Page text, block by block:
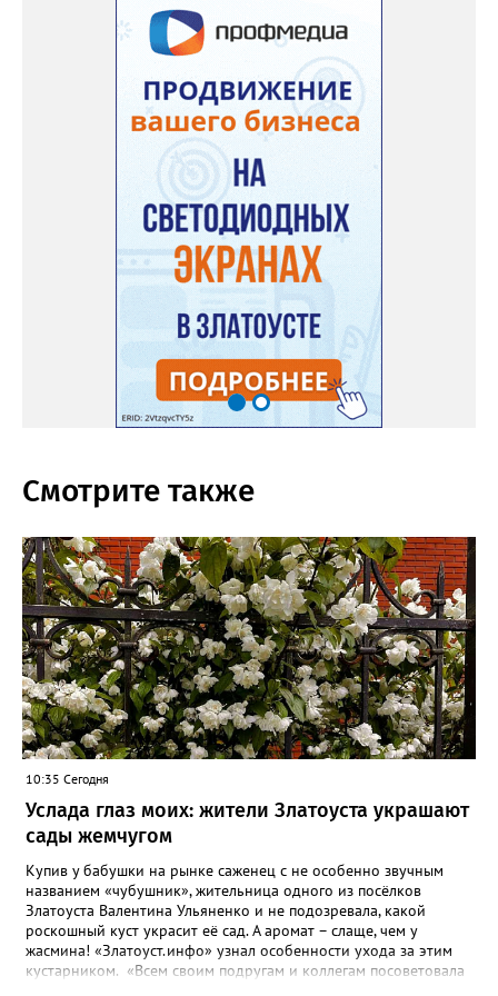
Смотрите также
10:35 Сегодня
Услада глаз моих: жители Златоуста украшают
сады жемчугом
Купив у бабушки на рынке саженец с не особенно звучным
названием «чубушник», жительница одного из посёлков
Златоуста Валентина Ульяненко и не подозревала, какой
роскошный куст украсит её сад. А аромат – слаще, чем у
жасмина! «Златоуст.инфо» узнал особенности ухода за этим
кустарником. «Всем своим подругам и коллегам посоветовала